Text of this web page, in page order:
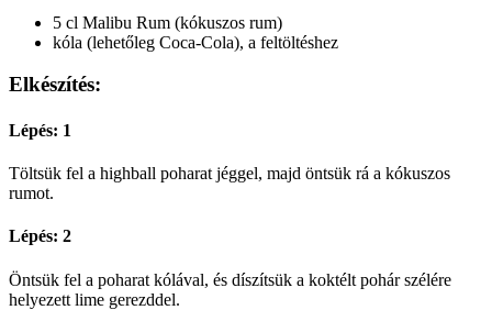
5 cl Malibu Rum (kókuszos rum)
kóla (lehetőleg Coca-Cola), a feltöltéshez
Elkészítés:
Lépés: 1
Töltsük fel a highball poharat jéggel, majd öntsük rá a kókuszos
rumot.
Lépés: 2
Öntsük fel a poharat kólával, és díszítsük a koktélt pohár szélére
helyezett lime gerezddel.